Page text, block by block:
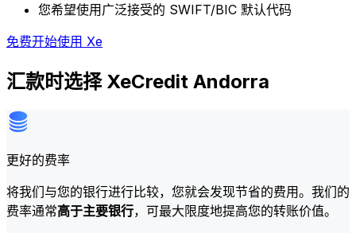
您希望使用广泛接受的 SWIFT/BIC 默认代码
免费开始使用 Xe
汇款时选择 XeCredit Andorra
更好的费率
将我们与您的银行进行比较，您就会发现节省的费用。我们的
费率通常高于主要银行，可最大限度地提高您的转账价值。